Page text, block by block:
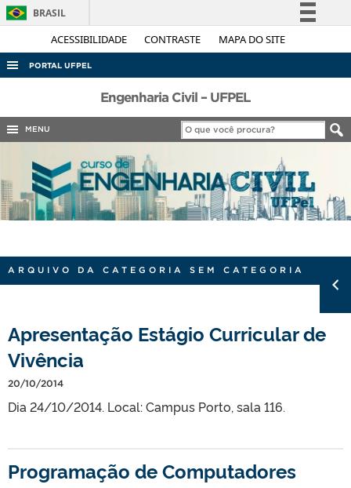
ACESSIBILIDADE CONTRASTE MAPA DO SITE
BRASIL
Simplifique!
Legislação
PORTAL UFPEL
ACESSO À INFORMAÇÃO
AUDITORIA
CONCURSOS
EDITAIS
Engenharia Civil – UFPEL
MENU
ARQUIVO DA CATEGORIA SEM CATEGORIA
Apresentação Estágio Curricular de
Vivência
20/10/2014
Dia 24/10/2014. Local: Campus Porto, sala 116.
Programação de Computadores